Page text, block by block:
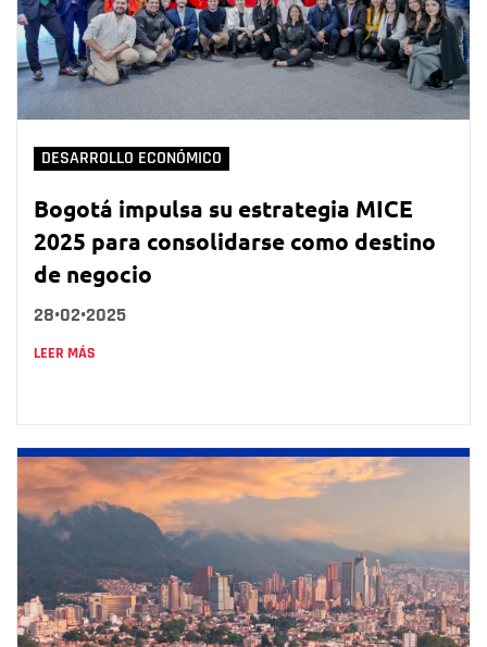
DESARROLLO ECONÓMICO
Bogotá impulsa su estrategia MICE
2025 para consolidarse como destino
de negocio
28•02•2025
LEER MÁS